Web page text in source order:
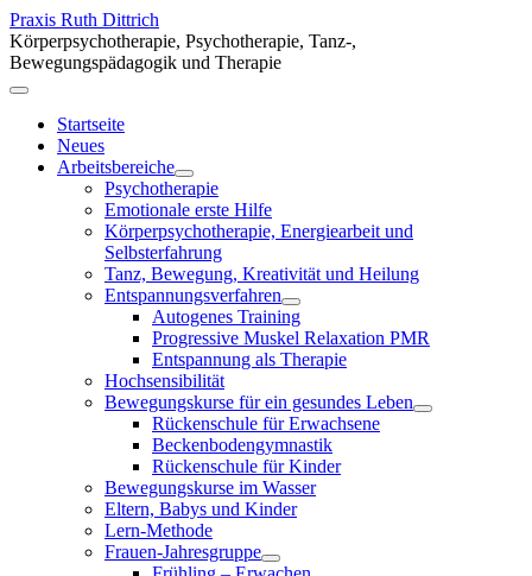
Praxis Ruth Dittrich
Körperpsychotherapie, Psychotherapie, Tanz-,
Bewegungspädagogik und Therapie
Startseite
Neues
Arbeitsbereiche
Psychotherapie
Emotionale erste Hilfe
Körperpsychotherapie, Energiearbeit und
Selbsterfahrung
Tanz, Bewegung, Kreativität und Heilung
Entspannungsverfahren
Autogenes Training
Progressive Muskel Relaxation PMR
Entspannung als Therapie
Hochsensibilität
Bewegungskurse für ein gesundes Leben
Rückenschule für Erwachsene
Beckenboden­gymnastik
Rückenschule für Kinder
Bewegungskurse im Wasser
Eltern, Babys und Kinder
Lern-Methode
Frauen-Jahresgruppe